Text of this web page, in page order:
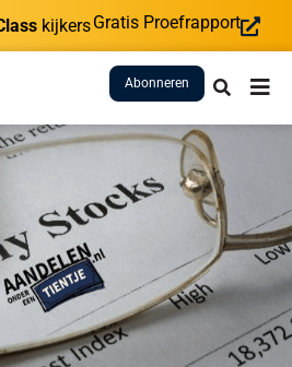
kijkersGratis Proefrapport
Abonneren